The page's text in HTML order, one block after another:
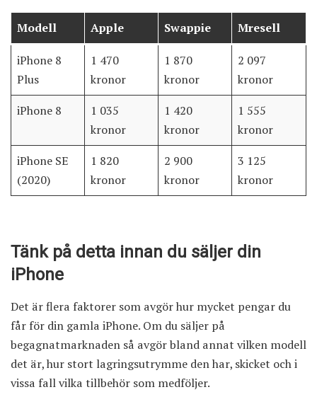
Modell Apple Swappie Mresell
iPhone 8
Plus
1 470
kronor
1 870
kronor
2 097
kronor
iPhone 8
1 035
kronor
1 420
kronor
1 555
kronor
iPhone SE
(2020)
1 820
kronor
2 900
kronor
3 125
kronor
Tänk på detta innan du säljer din
iPhone
Det är flera faktorer som avgör hur mycket pengar du
får för din gamla iPhone. Om du säljer på
begagnatmarknaden så avgör bland annat vilken modell
det är, hur stort lagringsutrymme den har, skicket och i
vissa fall vilka tillbehör som medföljer.